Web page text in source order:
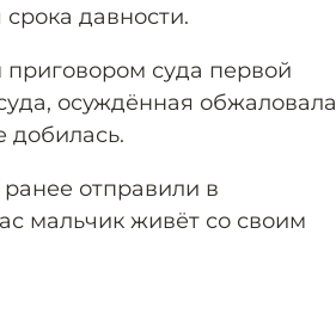
давности.
суда первой
осуждённая обжаловала
добилась.
отправили в
мальчик живёт со своим